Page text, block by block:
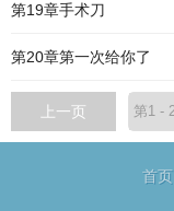
第19章手术刀
第20章第一次给你了
上一页
首页